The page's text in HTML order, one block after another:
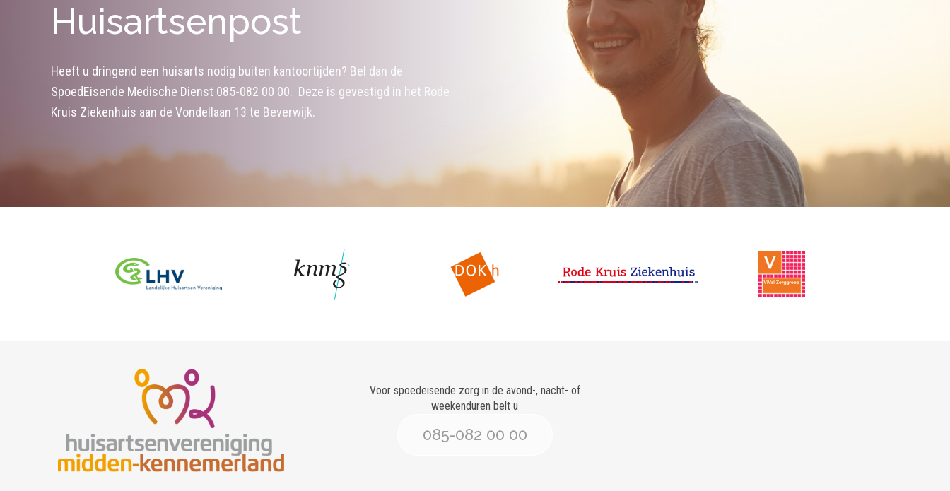
Huisartsenpost
Heeft u dringend een huisarts nodig buiten kantoortijden? Bel dan de
SpoedEisende Medische Dienst 085-082 00 00. Deze is gevestigd in het Rode
Kruis Ziekenhuis aan de Vondellaan 13 te Beverwijk.
Voor spoedeisende zorg in de avond-, nacht- of
weekenduren belt u
085-082 00 00